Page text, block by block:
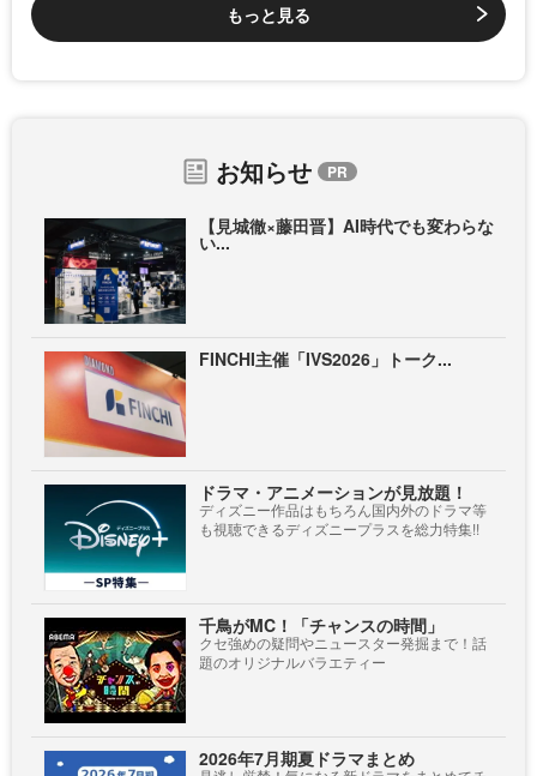
もっと見る
お知らせ
【見城徹×藤田晋】AI時代でも変わらな
い...
FINCHI主催「IVS2026」トーク...
ドラマ・アニメーションが見放題！
ディズニー作品はもちろん国内外のドラマ等
も視聴できるディズニープラスを総力特集!!
千鳥がMC！「チャンスの時間」
クセ強めの疑問やニュースター発掘まで！話
題のオリジナルバラエティー
2026年7月期夏ドラマまとめ